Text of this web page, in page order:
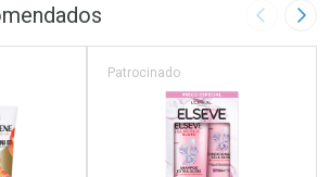
FECHAR
FECHAR
Imagem
Patrocinado